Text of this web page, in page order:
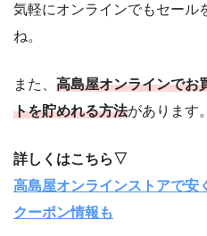
気軽にオンラインでもセール
ね。
また、 高島屋オンラインでお
トを貯めれる方法があります。
詳しくはこちら▽
高島屋オンラインストアで安
クーポン情報も